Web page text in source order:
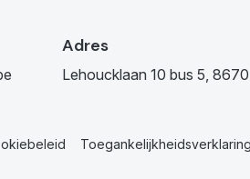
Adres
Lehoucklaan 10 bus 5,
Toegankelijkheidsverklaring